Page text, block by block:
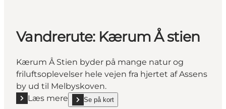
Vandrerute: Kærum Å stien
Kærum Å Stien byder på mange natur og
friluftsoplevelser hele vejen fra hjertet af Assens
by ud til Melbyskoven.
Læs mere
Læs mere "Vandrerute: Kærum Å stien"
Se på kort
show Vandrerute: Kærum Å stien on_map